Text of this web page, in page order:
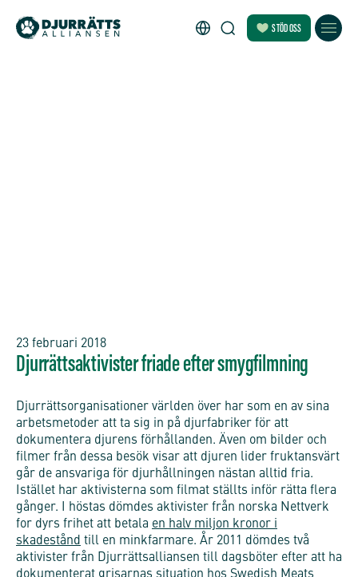
STÖD OSS
23 februari 2018
Djurrättsaktivister friade efter smygfilmning
Djurrättsorganisationer världen över har som en av sina
arbetsmetoder att ta sig in på djurfabriker för att
dokumentera djurens förhållanden. Även om bilder och
filmer från dessa besök visar att djuren lider fruktansvärt
går de ansvariga för djurhållningen nästan alltid fria.
Istället har aktivisterna som filmat ställts inför rätta flera
gånger. I höstas dömdes aktivister från norska Nettverk
for dyrs frihet att betala en halv miljon kronor i
skadestånd till en minkfarmare. År 2011 dömdes två
aktivister från Djurrättsalliansen till dagsböter efter att ha